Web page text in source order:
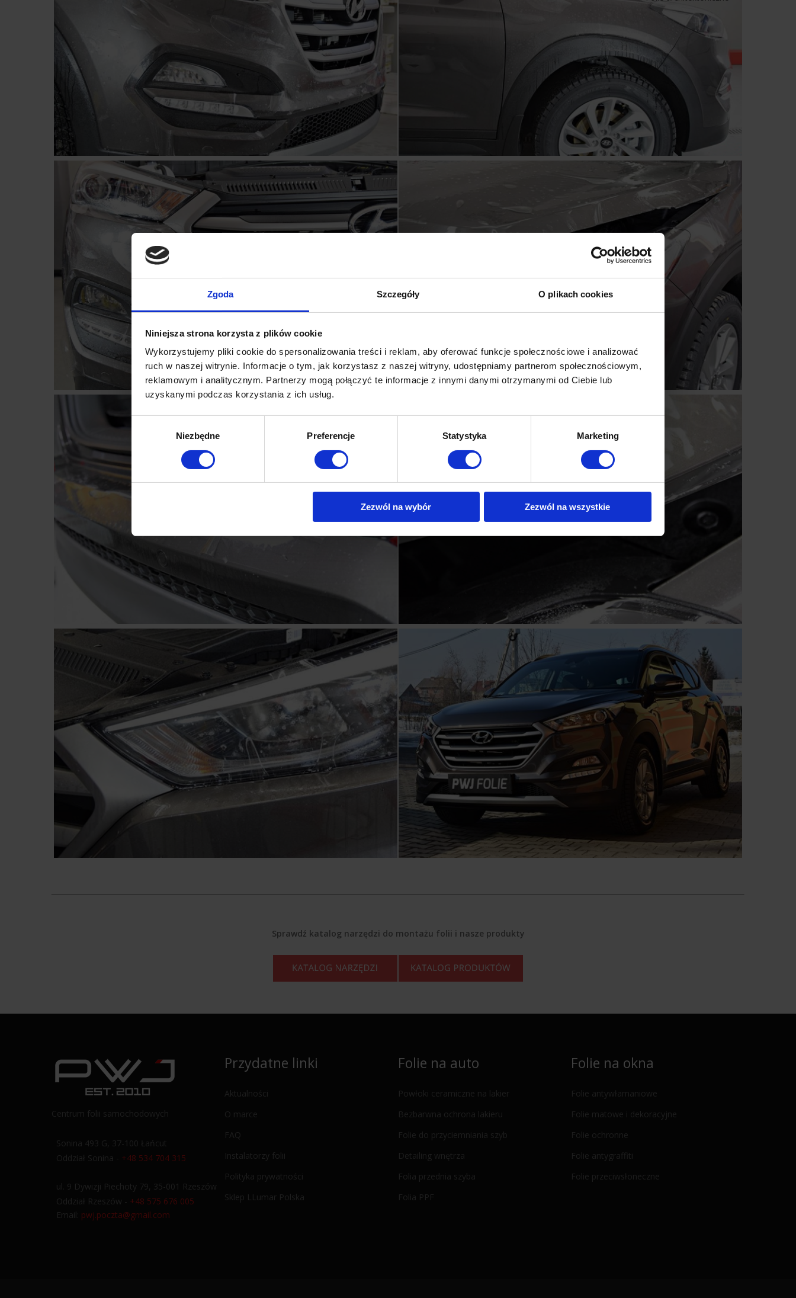
Zgoda Szczegóły O plikach cookies
Niniejsza strona korzysta z plików cookie
Wykorzystujemy pliki cookie do spersonalizowania treści i reklam, aby oferować funkcje społecznościowe i analizować
ruch w naszej witrynie. Informacje o tym, jak korzystasz z naszej witryny, udostępniamy partnerom społecznościowym,
reklamowym i analitycznym. Partnerzy mogą połączyć te informacje z innymi danymi otrzymanymi od Ciebie lub
uzyskanymi podczas korzystania z ich usług.
Niezbędne Preferencje Statystyka Marketing
Zezwól na wybór Zezwól na wszystkie
Sprawdź katalog narzędzi do montażu folii i nasze produkty
Centrum folii samochodowych
Sonina 493 G, 37-100 Łańcut
Oddział Sonina - +48 534 704 315
ul. 9 Dywizji Piechoty 79, 35-001 Rzeszów
Oddział Rzeszów - +48 575 676 005
Email: pwj.poczta@gmail.com
Przydatne linki
Aktualności
O marce
FAQ
Instalatorzy folii
Polityka prywatności
Sklep LLumar Polska
Folie na auto
Powłoki ceramiczne na lakier
Bezbarwna ochrona lakieru
Folie do przyciemniania szyb
Detailing wnętrza
Folia przednia szyba
Folia PPF
Folie na okna
Folie antywłamaniowe
Folie matowe i dekoracyjne
Folie ochronne
Folie antygraffiti
Folie przeciwsłoneczne